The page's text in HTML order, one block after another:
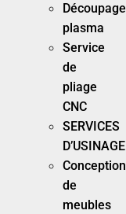
Découpage
plasma
Service
de
pliage
CNC
SERVICES
D’USINAGE
Conception
de
meubles